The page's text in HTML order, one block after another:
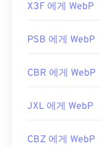
X3F 에게 WebP
PSB 에게 WebP
CBR 에게 WebP
JXL 에게 WebP
CBZ 에게 WebP